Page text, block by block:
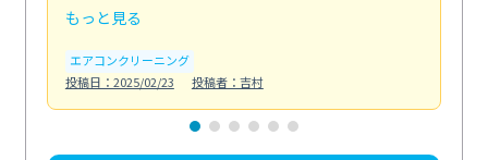
もっと見る
エアコンクリーニング
投稿日：2025/02/23
投稿者：吉村